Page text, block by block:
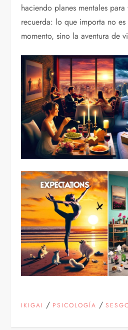
haciendo planes mentales para
recuerda: lo que importa no
momento, sino la aventura de
IKIGAI / PSICOLOGÍA /